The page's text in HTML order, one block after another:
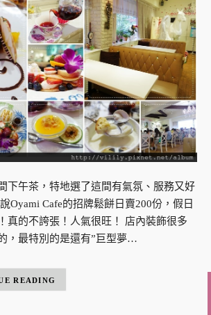
下午茶，特地選了這間有氣氛、服務又好
Oyami Cafe的招牌鬆餅日賣200份，假日
真的不誇張！人氣很旺！ 店內裝飾很多
，最特別的是還有”巨型夢…
READING